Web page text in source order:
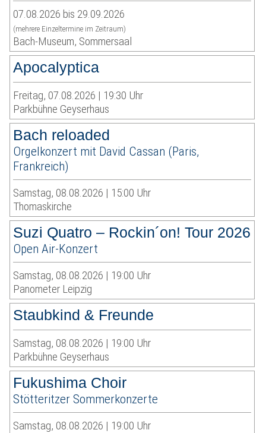
07.08.2026 bis 29.09.2026
(mehrere Einzeltermine im Zeitraum)
Bach-Museum, Sommersaal
Apocalyptica
Freitag, 07.08.2026 | 19:30 Uhr
Parkbühne Geyserhaus
Bach reloaded
Orgelkonzert mit David Cassan (Paris,
Frankreich)
Samstag, 08.08.2026 | 15:00 Uhr
Thomaskirche
Suzi Quatro – Rockin´on! Tour 2026
Open Air-Konzert
Samstag, 08.08.2026 | 19:00 Uhr
Panometer Leipzig
Staubkind & Freunde
Samstag, 08.08.2026 | 19:00 Uhr
Parkbühne Geyserhaus
Fukushima Choir
Stötteritzer Sommerkonzerte
Samstag, 08.08.2026 | 19:00 Uhr